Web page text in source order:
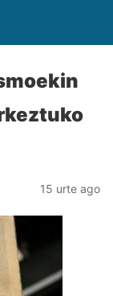
15 urte ago